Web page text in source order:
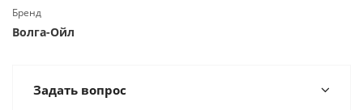
Бренд
Волга-Ойл
Задать вопрос